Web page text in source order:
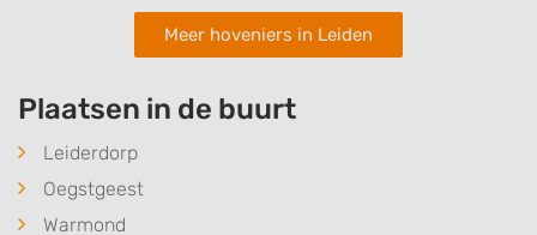
Meer hoveniers in Leiden
Plaatsen in de buurt
Leiderdorp
Oegstgeest
Warmond